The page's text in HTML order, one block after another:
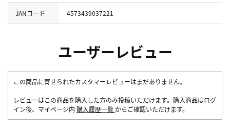
JANコード 4573439037221
ユーザーレビュー
この商品に寄せられたカスタマーレビューはまだありません。
レビューはこの商品を購入した方のみ投稿いただけます。購入商品はログ
イン後、マイページ内 購入履歴一覧 からご確認いただけます。